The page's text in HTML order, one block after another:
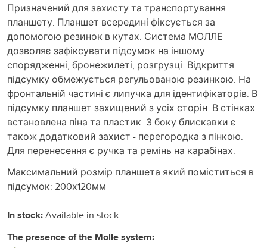
Призначений для захисту та транспортування
планшету. Планшет всередині фіксується за
допомогою резинок в кутах. Система МОЛЛЕ
дозволяє зафіксувати підсумок на іншому
спорядженні, бронежилеті, розгрузці. Відкриття
підсумку обмежується регульованою резинкою. На
фронтальній частині є липучка для ідентифікаторів. В
підсумку планшет захищений з усіх сторін. В стінках
встановлена піна та пластик. З боку блискавки є
також додатковий захист - перегородка з пінкою.
Для перенесення є ручка та ремінь на карабінах.
Максимальний розмір планшета який поміститься в
підсумок: 200х120мм
In stock:Available in stock
The presence of the Molle system: